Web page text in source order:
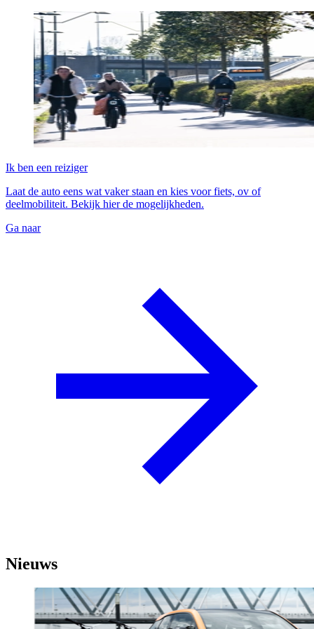
Ik ben een reiziger
Laat de auto eens wat vaker staan en kies voor fiets, ov of
deelmobiliteit. Bekijk hier de mogelijkheden.
Ga naar
Nieuws